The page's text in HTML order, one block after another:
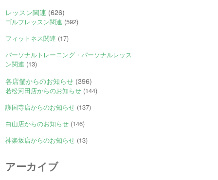
レッスン関連 (626)
ゴルフレッスン関連 (592)
フィットネス関連 (17)
パーソナルトレーニング・パーソナルレッス
ン関連 (13)
各店舗からのお知らせ (396)
若松河田店からのお知らせ (144)
護国寺店からのお知らせ (137)
白山店からのお知らせ (146)
神楽坂店からのお知らせ (13)
アーカイブ